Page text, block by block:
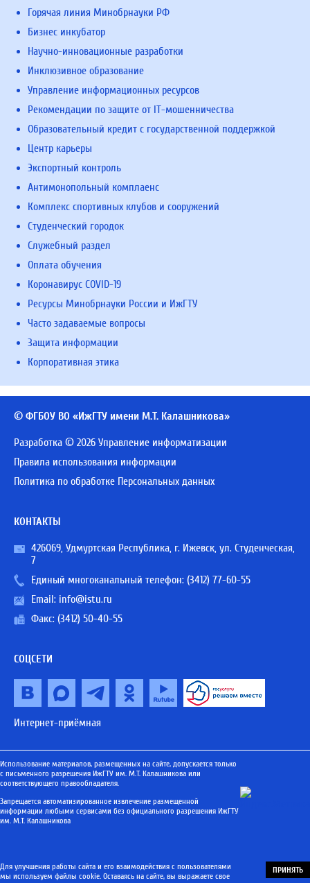
Горячая линия Минобрнауки РФ
Бизнес инкубатор
Научно-инновационные разработки
Инклюзивное образование
Управление информационных ресурсов
Рекомендации по защите от IT-мошенничества
Образовательный кредит с государственной поддержкой
Центр карьеры
Экспортный контроль
Антимонопольный комплаенс
Комплекс спортивных клубов и сооружений
Студенческий городок
Служебный раздел
Оплата обучения
Коронавирус COVID-19
Ресурсы Минобрнауки России и ИжГТУ
Часто задаваемые вопросы
Защита информации
Корпоративная этика
© ФГБОУ ВО «ИжГТУ имени М.Т. Калашникова»
Разработка © 2026 Управление информатизации
Правила использования информации
Политика по обработке Персональных данных
КОНТАКТЫ
426069, Удмуртская Республика, г. Ижевск, ул. Студенческая,
7
Единый многоканальный телефон: (3412) 77-60-55
Email: info@istu.ru
Факс: (3412) 50-40-55
СОЦСЕТИ
Интернет-приёмная
Использование материалов, размещенных на сайте, допускается только
с письменного разрешения ИжГТУ им. М.Т. Калашникова или
соответствующего правообладателя.
Запрещается автоматизированное извлечение размещенной
информации любыми сервисами без официального разрешения ИжГТУ
им. М.Т. Калашникова
Для улучшения работы сайта и его взаимодействия с пользователями
мы используем файлы cookie. Оставаясь на сайте, вы выражаете свое
ПРИНЯТЬ